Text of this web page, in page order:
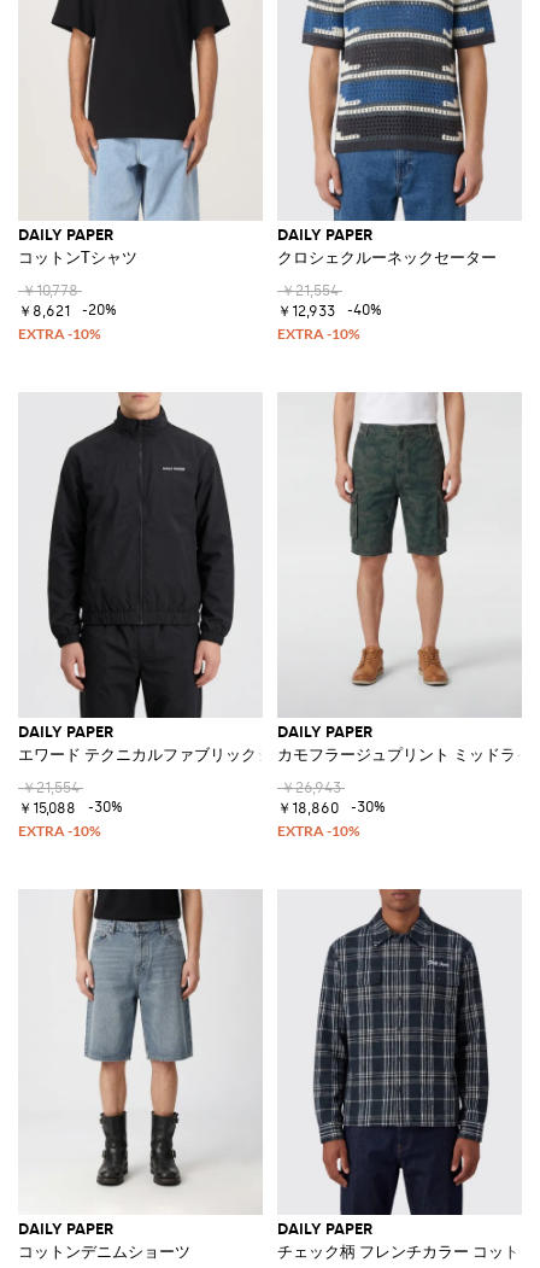
DAILY PAPER
コットンTシャツ
￥10,778
￥8,621
-20%
DAILY PAPER
クロシェクルーネックセーター
￥21,554
￥12,933
-40%
DAILY PAPER
エワード テクニカルファブリックジャケット
￥21,554
￥15,088
-30%
DAILY PAPER
カモフラージュプリント ミッドライ
￥26,943
￥18,860
-30%
DAILY PAPER
コットンデニムショーツ
DAILY PAPER
チェック柄 フレンチカラー コット